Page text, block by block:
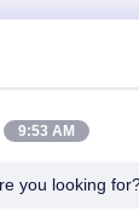
9:53 AM
you looking